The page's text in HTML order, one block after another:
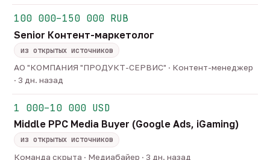
100 000–150 000 RUB
Senior Контент-маркетолог
из открытых источников
АО "КОМПАНИЯ "ПРОДУКТ-СЕРВИС" · Контент-менеджер
· 3 дн. назад
1 000–10 000 USD
Middle PPC Media Buyer (Google Ads, iGaming)
из открытых источников
Команда скрыта · Медиабайер · 3 дн. назад